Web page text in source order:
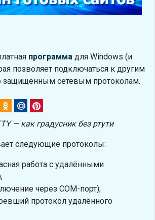
программа для Windows (и
позволяет подключаться к другим
защищённым сетевым протоколам.
— как градусник без ртути
следующие протоколы:
работа с удалёнными
через COM-порт);
протокол удалённого